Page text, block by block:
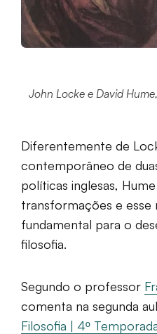
John Locke e David
Diferentemente de
contemporâneo de
políticas inglesas,
transformações e
fundamental para o
filosofia.
Segundo o professor
comenta na segunda
Filosofia | 4º